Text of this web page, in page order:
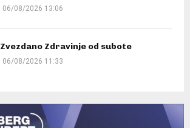
06/08/2026 13:06
Zvezdano Zdravinje od subote
06/08/2026 11:33